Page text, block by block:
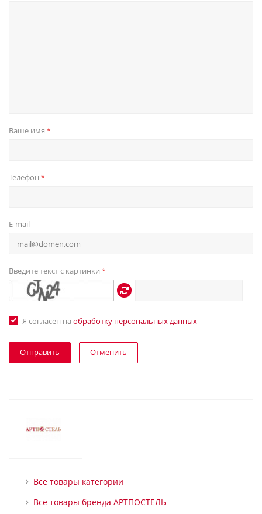
Ваше имя *
Телефон *
E-mail
Введите текст с картинки *
Я согласен на обработку персональных данных
Отменить
Все товары категории
Все товары бренда АРТПОСТЕЛЬ